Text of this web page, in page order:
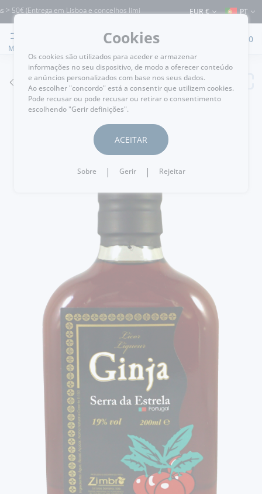
(Entrega em Lisboa e concelhos limítrofes) ⚠️ Envios para Portugal e para o
EUR € PT
MENU
0
VOLTAR
Cookies
Os cookies são utilizados para aceder e armazenar
informações no seu dispositivo, de modo a oferecer conteúdo
e anúncios personalizados com base nos seus dados.
Ao escolher "concordo" está a consentir que utilizem cookies.
Pode recusar ou pode recusar ou retirar o consentimento
escolhendo "Gerir definições".
ACEITAR
Sobre | Gerir | Rejeitar